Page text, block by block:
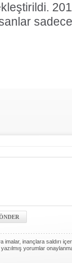
inançlara saldırı
yorumlar